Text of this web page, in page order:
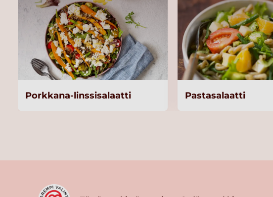
Porkkana-linssisalaatti Pastasalaatti